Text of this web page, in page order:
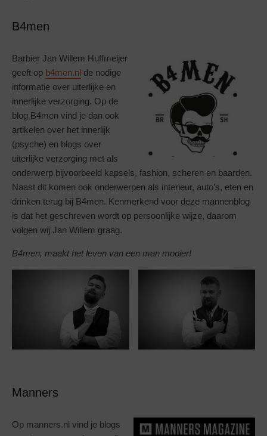
B4men
Barbier Jan Willem Huffmeijer
geeft op b4men.nl de nodige
informatie over uiterlijke en
innerlijke verzorging. Op de
blog B4men vind je dan ook
artikelen over het innerlijk
(psyche) en blogs over
uiterlijke verzorging met als
onderwerp bijvoorbeeld kapsels, fashion, scheren en baarden.
Naast dit komen ook onderwerpen als interieur, auto’s, eten en
drinken terug bij B4men. Kenmerkend voor deze mannenblog
is dat het geschreven wordt op persoonlijke wijze, daarom
volgen wij Jan Willem graag.
B4men, maakt het leven van een man mooier!
Manners
Op manners.nl vind je blogs